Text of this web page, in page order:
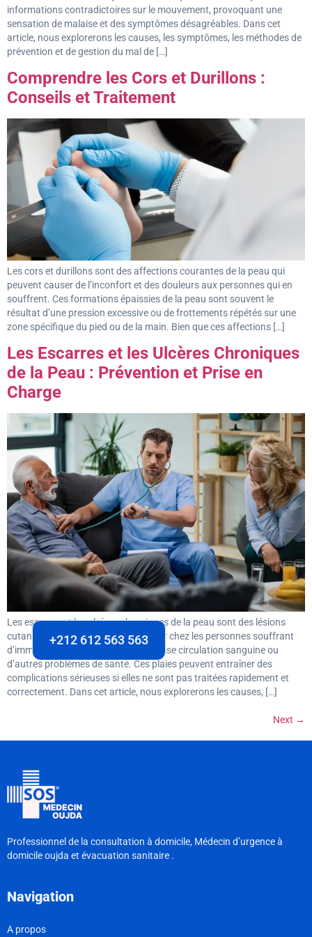
informations contradictoires sur le mouvement, provoquant une
sensation de malaise et des symptômes désagréables. Dans cet
article, nous explorerons les causes, les symptômes, les méthodes de
prévention et de gestion du mal de […]
Comprendre les Cors et Durillons :
Conseils et Traitement
Les cors et durillons sont des affections courantes de la peau qui
peuvent causer de l’inconfort et des douleurs aux personnes qui en
souffrent. Ces formations épaissies de la peau sont souvent le
résultat d’une pression excessive ou de frottements répétés sur une
zone spécifique du pied ou de la main. Bien que ces affections […]
Les Escarres et les Ulcères Chroniques
de la Peau : Prévention et Prise en
Charge
Les escarres et les ulcères chroniques de la peau sont des lésions
cutanées graves qui peuvent survenir chez les personnes souffrant
d’immobilité prolongée, d’une mauvaise circulation sanguine ou
d’autres problèmes de santé. Ces plaies peuvent entraîner des
complications sérieuses si elles ne sont pas traitées rapidement et
correctement. Dans cet article, nous explorerons les causes, […]
Next →
Professionnel de la consultation à domicile, Médecin d’urgence à
domicile oujda et évacuation sanitaire .
Navigation
A propos
+212 612 563 563